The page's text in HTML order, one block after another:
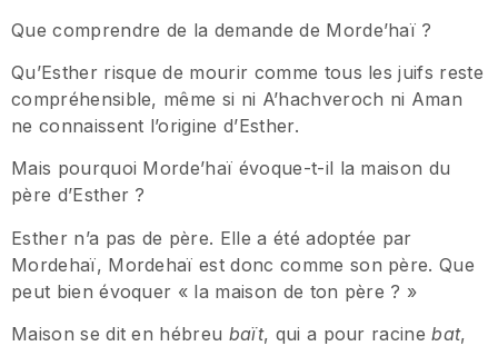
Que comprendre de la demande de Morde’haï ?
Qu’Esther risque de mourir comme tous les juifs reste
compréhensible, même si ni A’hachveroch ni Aman
ne connaissent l’origine d’Esther.
Mais pourquoi Morde’haï évoque-t-il la maison du
père d’Esther ?
Esther n’a pas de père. Elle a été adoptée par
Mordehaï, Mordehaï est donc comme son père. Que
peut bien évoquer « la maison de ton père ? »
Maison se dit en hébreu baït, qui a pour racinebat,